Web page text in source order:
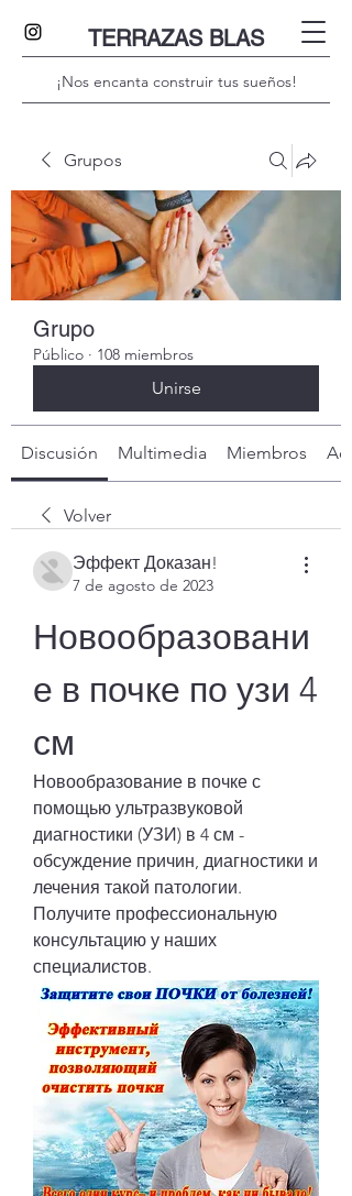
TERRAZAS BLAS
¡Nos encanta construir tus sueños!
Grupos
Grupo
Público · 108 miembros
Unirse
Discusión Multimedia Miembros
Volver
Эффект Доказан!
7 de agosto de 2023
Новообразовани
е в почке по узи 4
см
Новообразование в почке с
помощью ультразвуковой
диагностики (УЗИ) в 4 см -
обсуждение причин, диагностики и
лечения такой патологии.
Получите профессиональную
консультацию у наших
специалистов.